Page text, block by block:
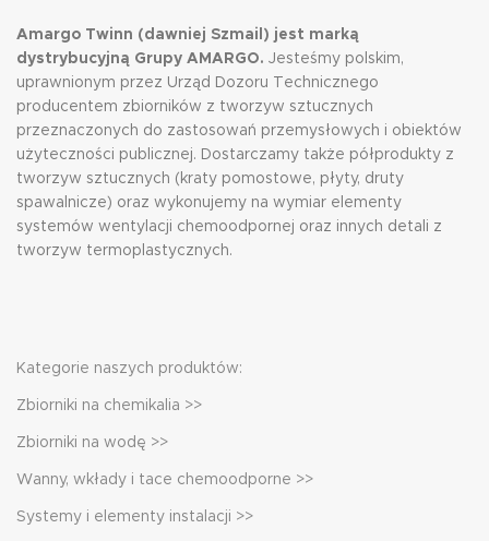
Amargo Twinn (dawniej Szmail) jest marką
dystrybucyjną Grupy AMARGO. Jesteśmy polskim,
uprawnionym przez Urząd Dozoru Technicznego
producentem zbiorników z tworzyw sztucznych
przeznaczonych do zastosowań przemysłowych i obiektów
użyteczności publicznej. Dostarczamy także półprodukty z
tworzyw sztucznych (kraty pomostowe, płyty, druty
spawalnicze) oraz wykonujemy na wymiar elementy
systemów wentylacji chemoodpornej oraz innych detali z
tworzyw termoplastycznych.
Kategorie naszych produktów:
Zbiorniki na chemikalia >>
Zbiorniki na wodę >>
Wanny, wkłady i tace chemoodporne >>
Systemy i elementy instalacji >>